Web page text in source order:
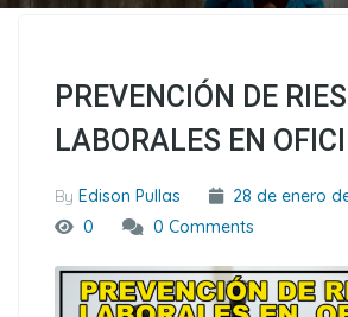
PREVENCIÓN DE
LABORALES EN
By Edison Pullas
28 de enero
0
0 Comments